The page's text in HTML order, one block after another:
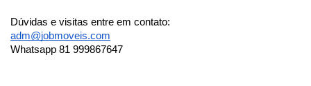
Dúvidas e visitas entre em contato:
adm@jobmoveis.com
Whatsapp 81 999867647